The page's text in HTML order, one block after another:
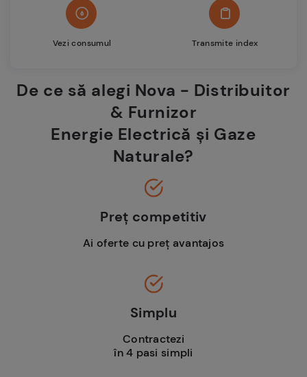
Vezi consumul Transmite index
De ce să alegi Nova - Distribuitor
& Furnizor
Energie Electrică și Gaze
Naturale?
Preț competitiv
Ai oferte cu preț avantajos
Simplu
Contractezi
în 4 pasi simpli